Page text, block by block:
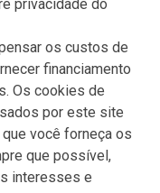
privacidade do
os custos de
financiamento
Os cookies de
​​por este site
você forneça os
que possível,
interesses e